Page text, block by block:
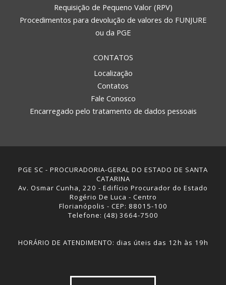
Requisição de Pequeno Valor (RPV)
Procedimentos para devolução de valores do FUNJURE
ou da PGE
CONTATOS
Localização
Contatos
Fale Conosco
Encarregado pelo tratamento de dados pessoais
PGE SC - PROCURADORIA-GERAL DO ESTADO DE SANTA
CATARINA
Av. Osmar Cunha, 220 - Edifício Procurador do Estado
Rogério De Luca - Centro
Florianópolis - CEP: 88015-100
Telefone: (48) 3664-7500
HORÁRIO DE ATENDIMENTO: dias úteis das 12h às 19h